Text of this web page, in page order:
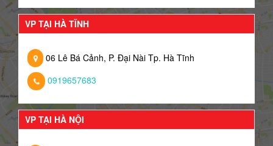
VP TẠI HÀ TĨNH
06 Lê Bá Cảnh, P. Đại Nài Tp. Hà Tĩnh
0919657683
VP TẠI HÀ NỘI